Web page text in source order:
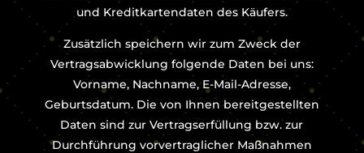
und Kreditkartendaten des Käufers.
Zusätzlich speichern wir zum Zweck der
Vertragsabwicklung folgende Daten bei uns:
Vorname, Nachname, E-Mail-Adresse,
Geburtsdatum. Die von Ihnen bereitgestellten
Daten sind zur Vertragserfüllung bzw. zur
Durchführung vorvertraglicher Maßnahmen